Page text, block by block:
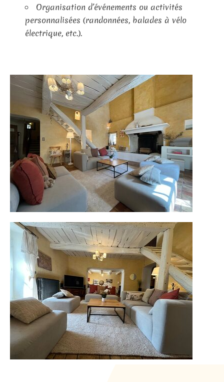
Organisation d’événements ou activités
personnalisées (randonnées, balades à vélo
électrique, etc.).